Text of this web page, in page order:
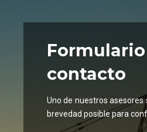
Formulario
contacto
Uno de nuestros asesores
brevedad posible para